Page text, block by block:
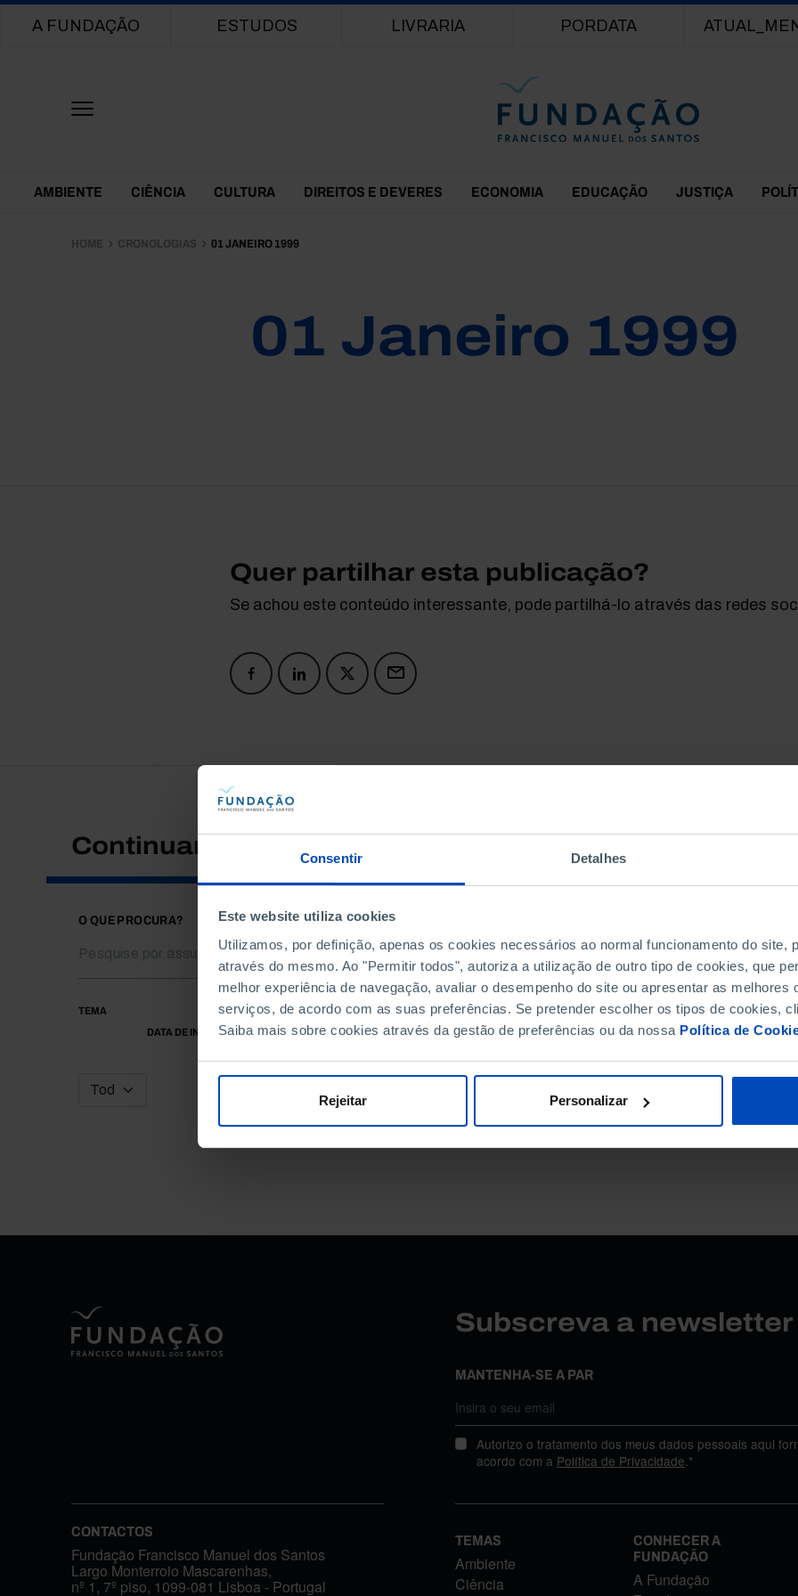
Consentir Detalhes
Este website utiliza cookies
Utilizamos, por definição, apenas os cookies necessários ao normal funcionamento do site,
através do mesmo. Ao "Permitir todos", autoriza a utilização de outro tipo de cookies, que
melhor experiência de navegação, avaliar o desempenho do site ou apresentar as melhores
serviços, de acordo com as suas preferências. Se pretender escolher os tipos de cookies,
Saiba mais sobre cookies através da gestão de preferências ou da nossa Política de
Rejeitar Personalizar
Main navigation
A FUNDAÇÃO ESTUDOS LIVRARIA PORDATA
Themes Menu
AMBIENTE CIÊNCIA CULTURA DIREITOS E DEVERES ECONOMIA EDUCAÇÃO JUSTIÇA
HOME CRONOLOGIAS 01 JANEIRO 1999
01 Janeiro 1999
Quer partilhar esta publicação?
Se achou este conteúdo interessante, pode partilhá-lo através das redes
Continuar a pesquisar
O QUE PROCURA?
TEMA
DATA DE INÍCIO
DATA DE FIM
Subscreva a
MANTENHA-SE A PAR
Autorizo o tratamento dos meus dados pessoais aqui
acordo com a Política de Privacidade.*
CONTACTOS
Fundação Francisco Manuel dos Santos
Largo Monterroio Mascarenhas,
nº 1, 7º piso, 1099-081 Lisboa - Portugal
TEMAS
Ambiente
Ciência
CONHECER A
FUNDAÇÃO
A Fundação